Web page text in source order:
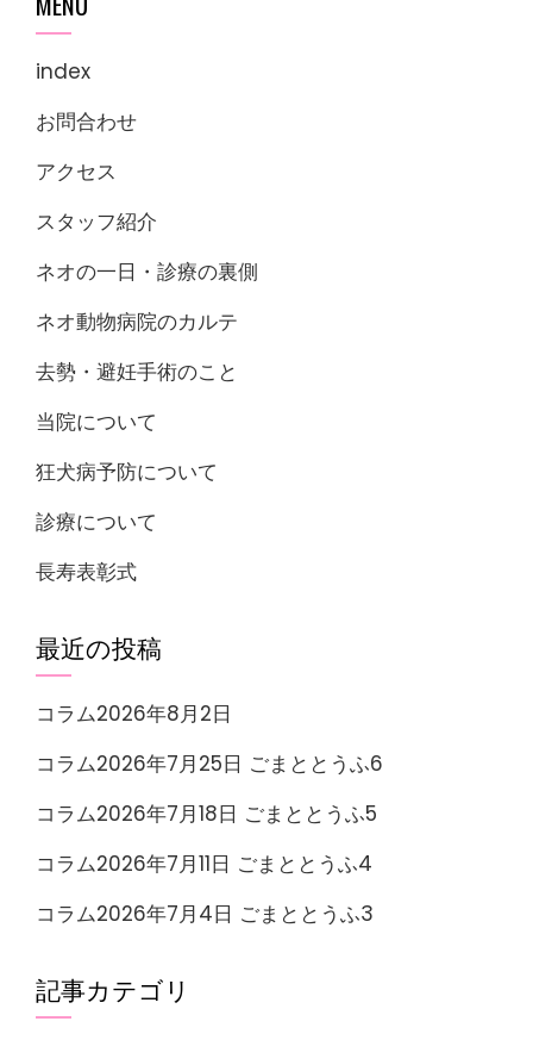
index
お問合わせ
アクセス
スタッフ紹介
ネオの一日・診療の裏側
ネオ動物病院のカルテ
去勢・避妊手術のこと
当院について
狂犬病予防について
診療について
長寿表彰式
最近の投稿
コラム2026年8月2日
コラム2026年7月25日 ごまととうふ6
コラム2026年7月18日 ごまととうふ5
コラム2026年7月11日 ごまととうふ4
コラム2026年7月4日 ごまととうふ3
記事カテゴリ